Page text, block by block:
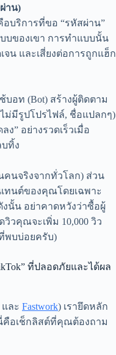
าน)
บริการที่ขอ “รหัสผ่าน”
บของเขา การทำแบบนั้น
จน และเสี่ยงต่อการถูกแฮ็ก
อท (Bot) สร้างผู้ติดตาม
ม่มีรูปโปรไฟล์, ชื่อแปลกๆ)
” อย่างรวดเร็วเมื่อ
บทิ้ง
คนจริงจากทั่วโลก) ส่วน
ทนต์ของคุณโดยเฉพาะ
งนั้น อย่าคาดหวังว่าซื้อผู้
วคุณจะเพิ่ม 10,000 วิว
พบบ่อยครับ)
ที่ปลอดภัยและได้ผล
และ Fastwork) เรายึดหลัก
คือเช็กลิสต์ที่คุณต้องถาม